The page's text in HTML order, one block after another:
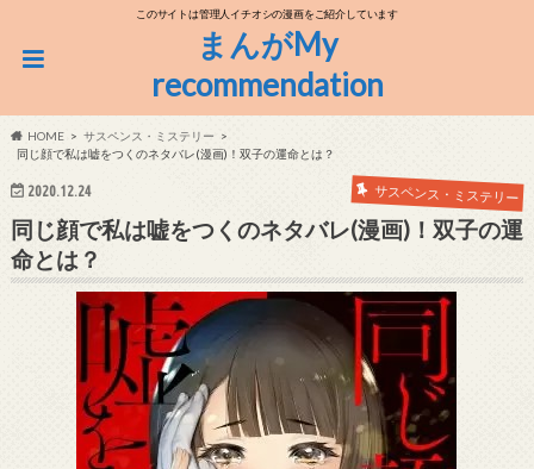
このサイトは管理人イチオシの漫画をご紹介しています
まんがMy
recommendation
HOME
サスペンス・ミステリー
同じ顔で私は嘘をつくのネタバレ(漫画)！双子の運命とは？
2020.12.24 サスペンス・ミステリー
同じ顔で私は嘘をつくのネタバレ(漫画)！双子の運
命とは？